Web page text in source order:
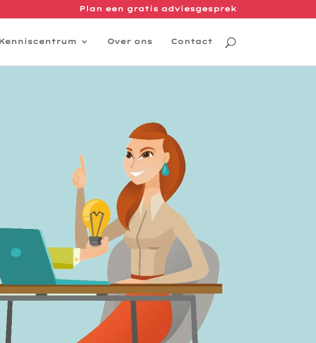
Plan een gratis adviesgesprek
Kenniscentrum Over ons Contact